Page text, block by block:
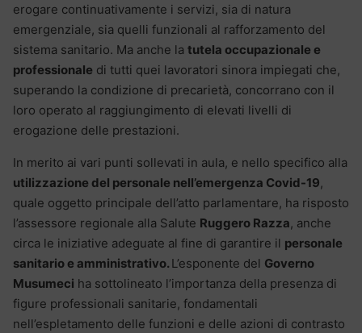
erogare continuativamente i servizi, sia di natura
emergenziale, sia quelli funzionali al rafforzamento del
sistema sanitario. Ma anche la tutela occupazionale e
professionale di tutti quei lavoratori sinora impiegati che,
superando la condizione di precarietà, concorrano con il
loro operato al raggiungimento di elevati livelli di
erogazione delle prestazioni.
In merito ai vari punti sollevati in aula, e nello specifico alla
utilizzazione del personale nell’emergenza Covid-19,
quale oggetto principale dell’atto parlamentare, ha risposto
l’assessore regionale alla Salute Ruggero Razza, anche
circa le iniziative adeguate al fine di garantire il personale
sanitario e amministrativo. L’esponente del Governo
Musumeci ha sottolineato l’importanza della presenza di
figure professionali sanitarie, fondamentali
nell’espletamento delle funzioni e delle azioni di contrasto